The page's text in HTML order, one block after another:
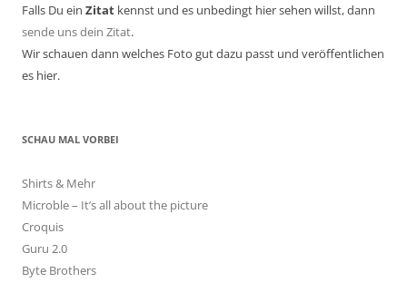
Falls Du ein Zitat kennst und es unbedingt hier sehen willst, dann
sende uns dein Zitat.
Wir schauen dann welches Foto gut dazu passt und veröffentlichen
es hier.
SCHAU MAL VORBEI
Shirts & Mehr
Microble – It’s all about the picture
Croquis
Guru 2.0
Byte Brothers